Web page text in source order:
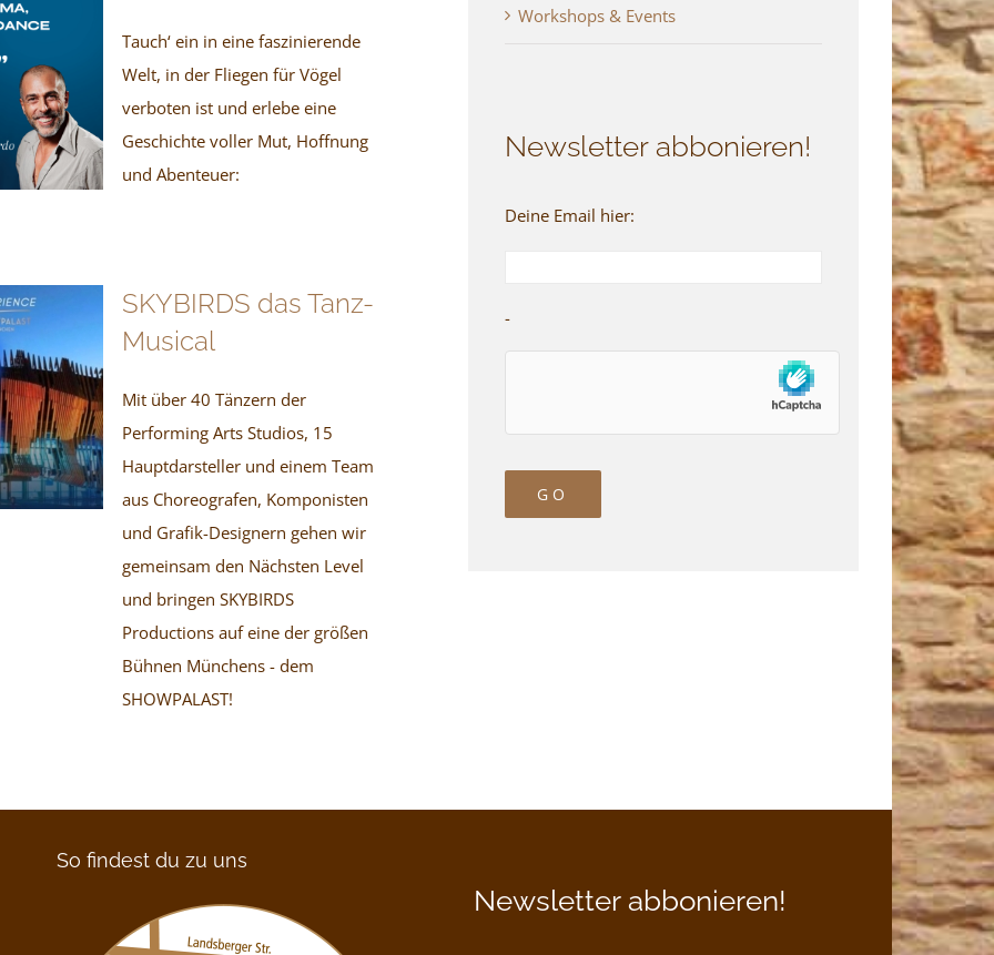
Tauch‘ ein in eine faszinierende
Welt, in der Fliegen für Vögel
verboten ist und erlebe eine
Geschichte voller Mut, Hoffnung
und Abenteuer:
SKYBIRDS das Tanz-
Musical
Mit über 40 Tänzern der
Performing Arts Studios, 15
Hauptdarsteller und einem Team
aus Choreografen, Komponisten
und Grafik-Designern gehen wir
gemeinsam den Nächsten Level
und bringen SKYBIRDS
Productions auf eine der größen
Bühnen Münchens - dem
SHOWPALAST!
Workshops & Events
Newsletter abbonieren!
Deine Email hier:
-
So findest du zu uns
Newsletter abbonieren!